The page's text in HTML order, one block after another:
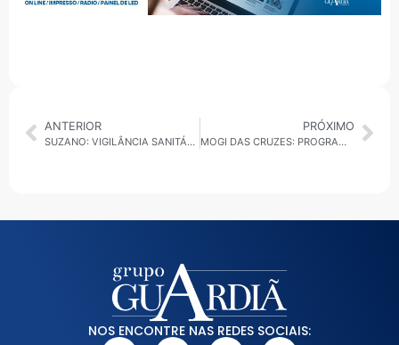
ANTERIOR
SUZANO: VIGILÂNCIA SANITÁRIA INTERDITA ACADEMIA POR INFESTAÇÃO DE POMBOS NA VILA FIGUEIRA
PRÓXIMO
MOGI DAS CRUZES: PROGRAMAÇÃO DO VERÃO CULTURAL 2026 COMEÇA NA PRÓXIMA SEMANA
NOS ENCONTRE NAS REDES SOCIAIS: